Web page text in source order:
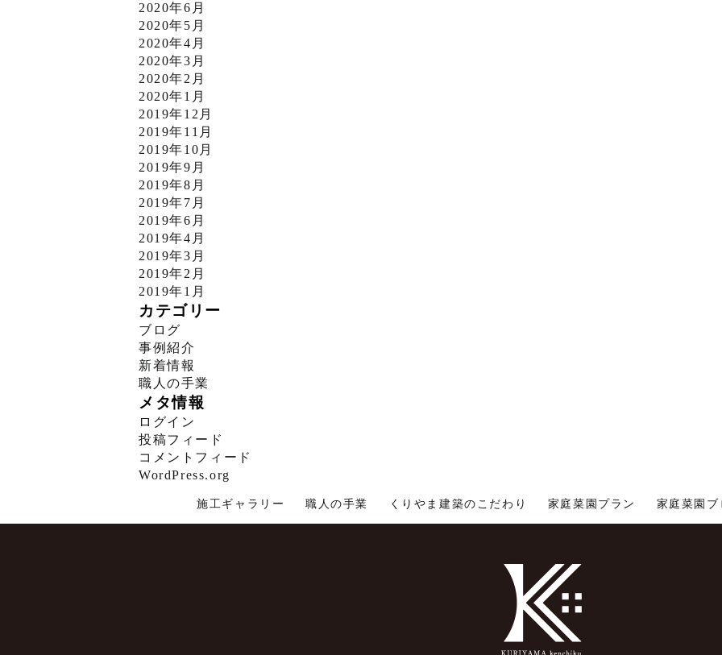
2020年6月
2020年5月
2020年4月
2020年3月
2020年2月
2020年1月
2019年12月
2019年11月
2019年10月
2019年9月
2019年8月
2019年7月
2019年6月
2019年4月
2019年3月
2019年2月
2019年1月
カテゴリー
ブログ
事例紹介
新着情報
職人の手業
メタ情報
ログイン
投稿フィード
コメントフィード
WordPress.org
施工ギャラリー 職人の手業 くりやま建築のこだわり 家庭菜園プラン 家庭菜園ブ